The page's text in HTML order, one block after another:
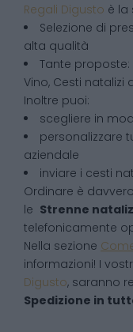
Regali Digusto è la
Selezione di
alta qualità
Tante proposte:
Vino, Cesti natalizi
Inoltre puoi:
scegliere in
personalizzare
aziendale
inviare i cesti
Ordinare è
le Strenne
telefonicamente
Nella sezione
informazioni! I
Digusto, saranno
Spedizione in